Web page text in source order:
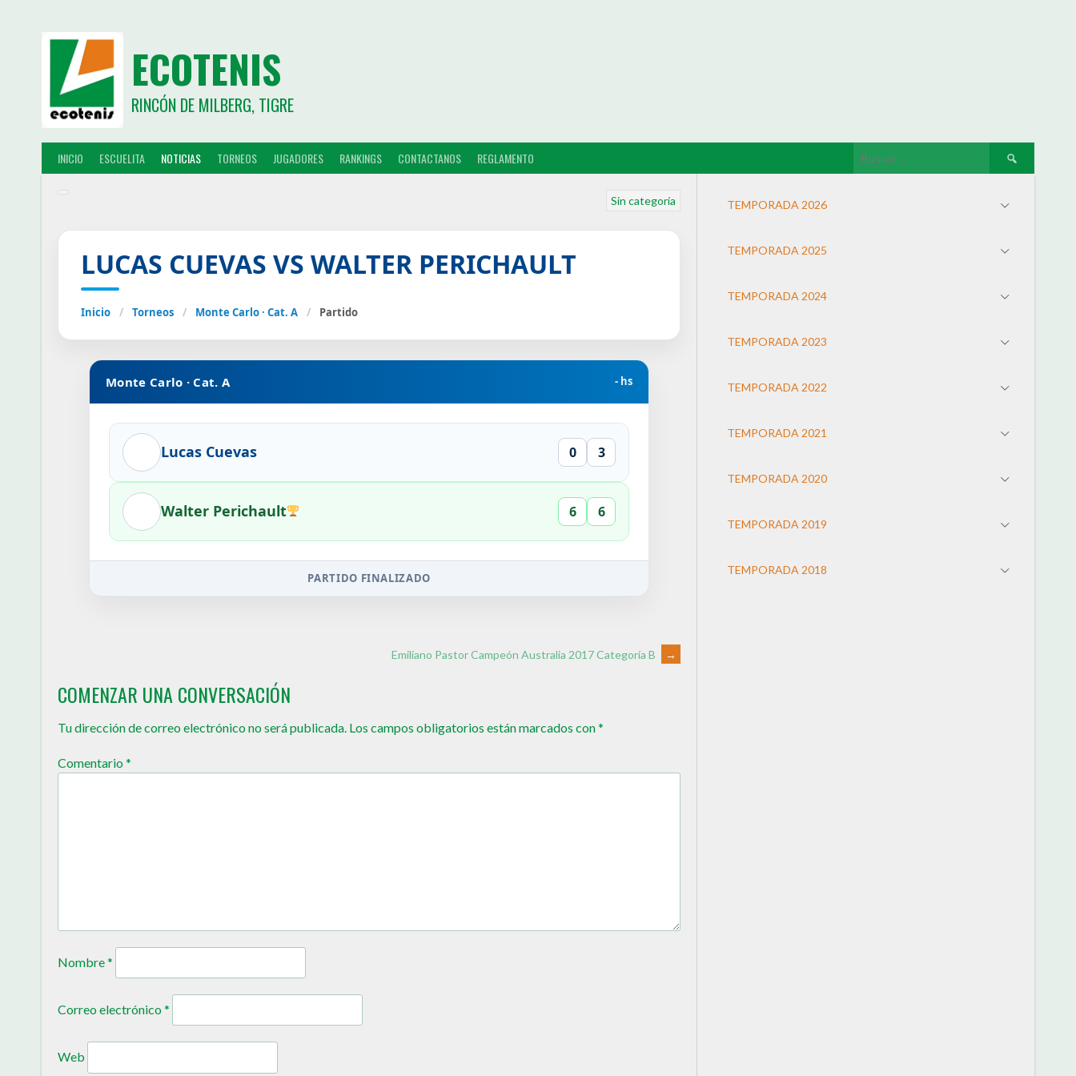
ECOTENIS
RINCÓN DE MILBERG, TIGRE
INICIO ESCUELITA NOTICIAS TORNEOS JUGADORES RANKINGS CONTACTANOS REGLAMENTO
Sin categoría
LUCAS CUEVAS VS WALTER PERICHAULT
Inicio / Torneos / Monte Carlo · Cat. A / Partido
Monte Carlo · Cat. A - hs
Lucas Cuevas 0 3
Walter Perichault 6 6
PARTIDO FINALIZADO
Emiliano Pastor Campeón Australia 2017 Categoría B →
COMENZAR UNA CONVERSACIÓN
Tu dirección de correo electrónico no será publicada. Los campos obligatorios están marcados con*
Comentario*
Nombre*
Correo electrónico*
Web
TEMPORADA 2026
TEMPORADA 2025
TEMPORADA 2024
TEMPORADA 2023
TEMPORADA 2022
TEMPORADA 2021
TEMPORADA 2020
TEMPORADA 2019
TEMPORADA 2018